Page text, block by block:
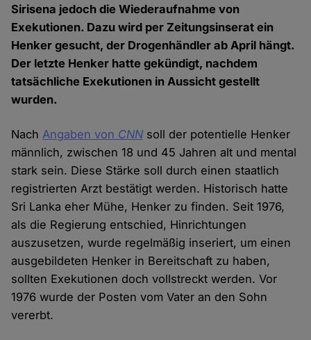
Sirisena jedoch die Wiederaufnahme von
Exekutionen. Dazu wird per Zeitungsinserat ein
Henker gesucht, der Drogenhändler ab April hängt.
Der letzte Henker hatte gekündigt, nachdem
tatsächliche Exekutionen in Aussicht gestellt
wurden.
NachAngaben von CNN soll der potentielle Henker
männlich, zwischen 18 und 45 Jahren alt und mental
stark sein. Diese Stärke soll durch einen staatlich
registrierten Arzt bestätigt werden. Historisch hatte
Sri Lanka eher Mühe, Henker zu finden. Seit 1976,
als die Regierung entschied, Hinrichtungen
auszusetzen, wurde regelmäßig inseriert, um einen
ausgebildeten Henker in Bereitschaft zu haben,
sollten Exekutionen doch vollstreckt werden. Vor
1976 wurde der Posten vom Vater an den Sohn
vererbt.